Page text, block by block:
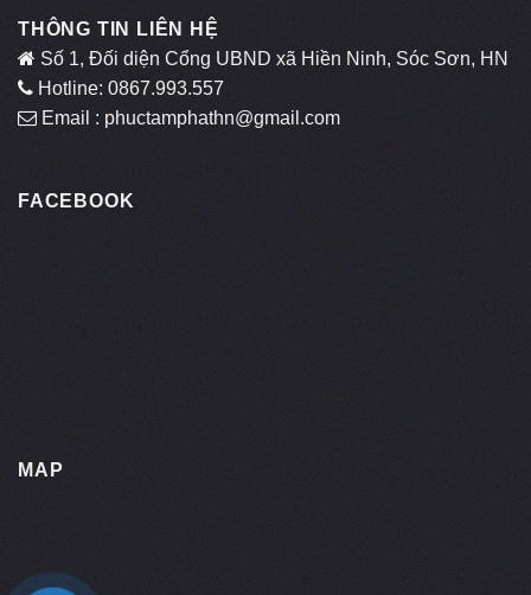
THÔNG TIN LIÊN HỆ
Số 1, Đối diện Cổng UBND xã Hiền Ninh, Sóc Sơn, HN
Hotline: 0867.993.557
Email : phuctamphathn@gmail.com
FACEBOOK
MAP